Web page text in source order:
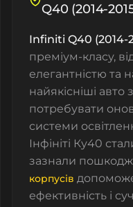
Q40 (2014-
Infiniti Q40 (2014-
преміум-класу,
елегантністю та
найякісніші
потребувати
системи
Інфініті Ку40
зазнали
корпусів
ефективність і